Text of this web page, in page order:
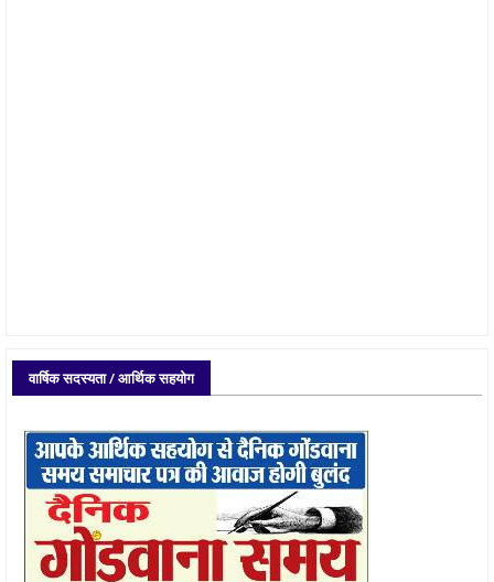
वार्षिक सदस्यता / आर्थिक सहयोग